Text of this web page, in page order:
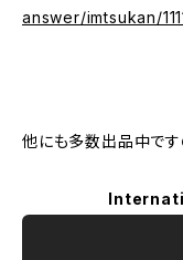
answer/imtsukan/
他にも多数出品中です